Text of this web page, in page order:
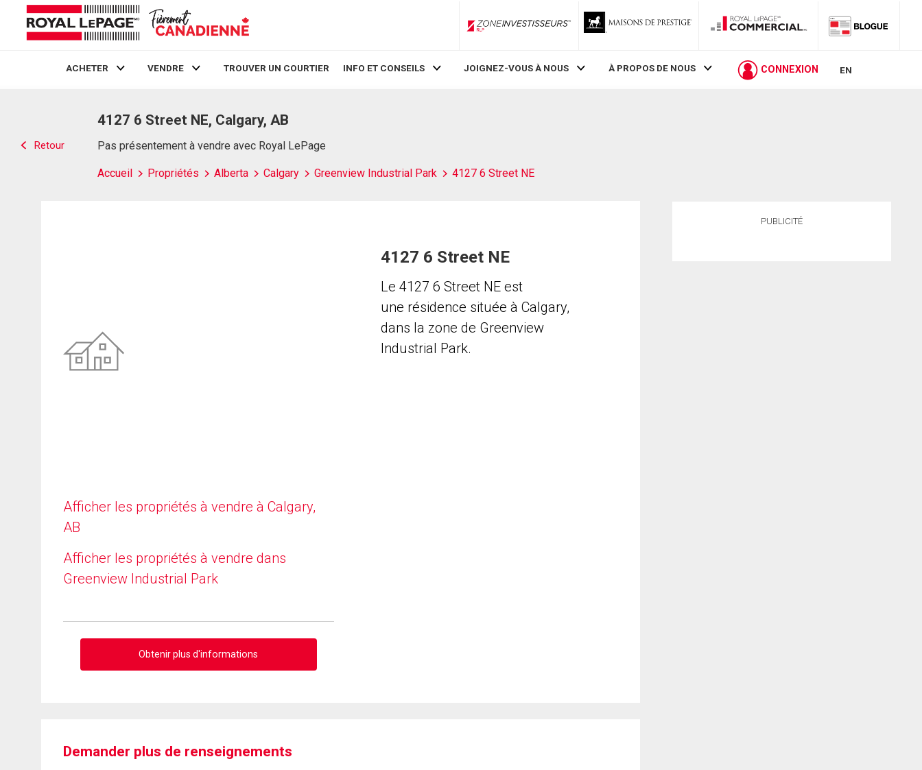
ZoneInvestisseurs RLP
ACHETER VENDRE TROUVER UN COURTIER INFO ET CONSEILS JOIGNEZ-VOUS À NOUS À PROPOS DE NOUS CONNEXION EN
Retour
4127 6 Street NE, Calgary, AB
Pas présentement à vendre avec Royal LePage
Accueil Propriétés Alberta Calgary Greenview Industrial Park 4127 6 Street NE
Afficher les propriétés à vendre à Calgary,
AB
Afficher les propriétés à vendre dans
Greenview Industrial Park
Obtenir plus d'informations
4127 6 Street NE
Le 4127 6 Street NE est
une résidence située à Calgary,
dans la zone de Greenview
Industrial Park.
Demander plus de renseignements
PUBLICITÉ